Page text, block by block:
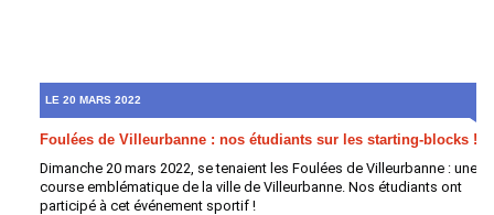
LE 20 MARS 2022
Foulées de Villeurbanne : nos étudiants sur les starting-blocks !
Dimanche 20 mars 2022, se tenaient les Foulées de Villeurbanne : une
course emblématique de la ville de Villeurbanne. Nos étudiants ont
participé à cet événement sportif !